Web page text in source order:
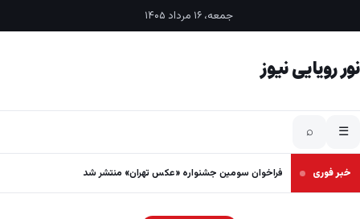
جمعه، ۱۶ مرداد ۱۴۰۵
نور رویایی نیوز
☰
⌕
خبر فوری فراخوان سومین جشنواره «عکس تهران» منتشر شد